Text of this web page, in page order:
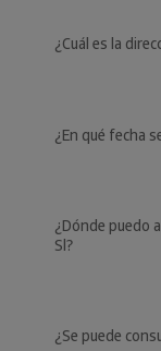
¿Cuál es la
¿En qué fecha
¿Dónde puedo
Sl?
¿Se puede